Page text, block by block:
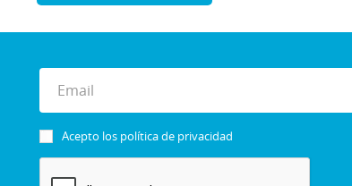
Acepto los política de privacidad